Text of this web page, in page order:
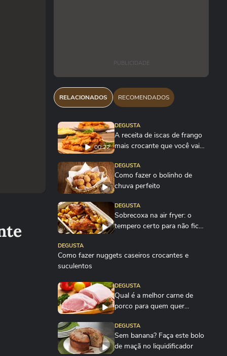
PUBLICIDADE
RELACIONADOS RECOMENDADOS
00:22
DEGUSTA
A receita de iscas de frango
mais crocante que você vai
DEGUSTA
Como fazer o bolinho de
chuva perfeito
DEGUSTA
Sobrecoxa na air fryer: o
tempero certo para não ficar
DEGUSTA
Como fazer nuggets caseiros crocantes e
suculentos
DEGUSTA
Qual é a melhor carne de
porco para quem quer
DEGUSTA
Sem banana? Faça este bolo
de maçã no liquidificador